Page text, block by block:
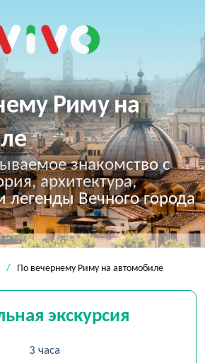
tour
Риму на
знакомство с
архитектура,
легенды Вечного города
По вечернему Риму на автомобиле
экскурсия
3 часа